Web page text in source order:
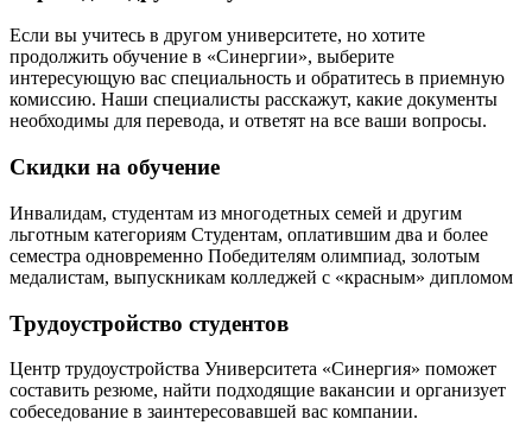
Если вы учитесь в другом университете, но хотите
продолжить обучение в «Синергии», выберите
интересующую вас специальность и обратитесь в приемную
комиссию. Наши специалисты расскажут, какие документы
необходимы для перевода, и ответят на все ваши вопросы.
Скидки на обучение
Инвалидам, студентам из многодетных семей и другим
льготным категориям Студентам, оплатившим два и более
семестра одновременно Победителям олимпиад, золотым
медалистам, выпускникам колледжей с «красным» дипломом
Трудоустройство студентов
Центр трудоустройства Университета «Синергия» поможет
составить резюме, найти подходящие вакансии и организует
собеседование в заинтересовавшей вас компании.